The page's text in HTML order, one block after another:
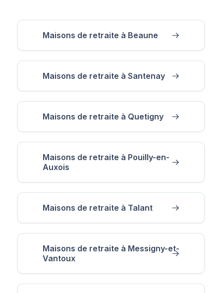
Maisons de retraite à Beaune
Maisons de retraite à Santenay
Maisons de retraite à Quetigny
Maisons de retraite à Pouilly-en-
Auxois
Maisons de retraite à Talant
Maisons de retraite à Messigny-et-
Vantoux